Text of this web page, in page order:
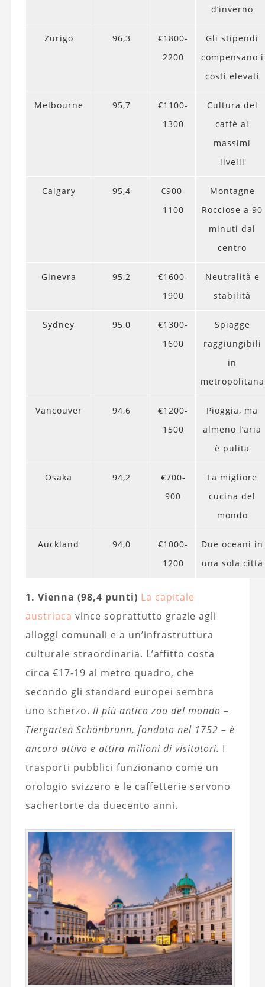
d’inverno
Zurigo 96,3
€1800-
2200
Gli stipendi
compensano i
costi elevati
Melbourne 95,7
€1100-
1300
Cultura del
caffè ai
massimi
livelli
Calgary 95,4
€900-
1100
Montagne
Rocciose a 90
minuti dal
centro
Ginevra 95,2
€1600-
1900
Neutralità e
stabilità
Sydney 95,0
€1300-
1600
Spiagge
raggiungibili
in
metropolitana
Vancouver 94,6
€1200-
1500
Pioggia, ma
almeno l’aria
è pulita
Osaka 94,2
€700-
900
La migliore
cucina del
mondo
Auckland 94,0
€1000-
1200
Due oceani in
una sola città
1. Vienna (98,4 punti) La capitale
austriaca vince soprattutto grazie agli
alloggi comunali e a un’infrastruttura
culturale straordinaria. L’affitto costa
circa €17-19 al metro quadro, che
secondo gli standard europei sembra
uno scherzo. Il più antico zoo del mondo –
Tiergarten Schönbrunn, fondato nel 1752 – è
ancora attivo e attira milioni di visitatori. I
trasporti pubblici funzionano come un
orologio svizzero e le caffetterie servono
sachertorte da duecento anni.